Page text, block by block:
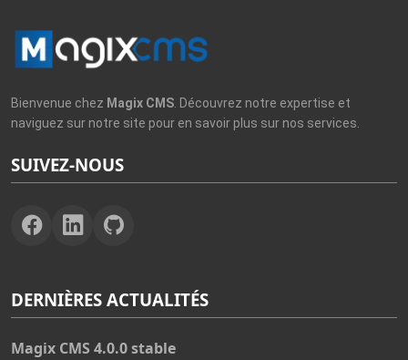
Bienvenue chez Magix CMS . Découvrez notre expertise et
naviguez sur notre site pour en savoir plus sur nos services.
SUIVEZ-NOUS
DERNIÈRES ACTUALITÉS
Magix CMS 4.0.0 stable